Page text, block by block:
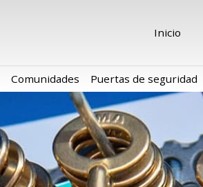
Inicio
Comunidades Puertas de seguridad